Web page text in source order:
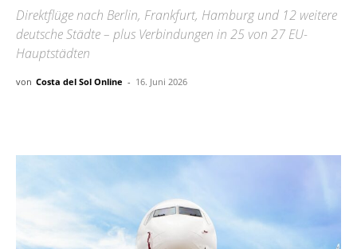
Direktflüge nach Berlin, Frankfurt, Hamburg und 12 weitere
deutsche Städte – plus Verbindungen in 25 von 27 EU-
Hauptstädten
von Costa del Sol Online - 16. Juni 2026